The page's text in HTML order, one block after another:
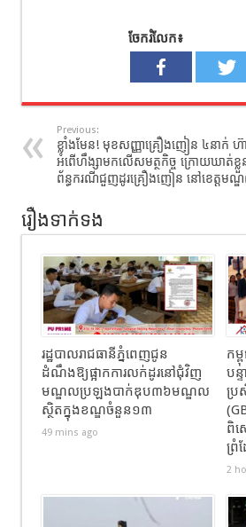
ចែករំលែក៖
Previous:
ខ្លាំង​មែន​! មុខសញ្ញា​គ្រឿង​ញៀន​ ៤នាក់ ហ៊ា
អំពើហឹង្សាមកលើសមត្ថកិច្ច​ ក្រោយឃាត់ខ្លួ
ព័ន្ធ​ករណី​ជួញដូរ​គ្រឿងញៀន​ នៅខេត្ត​មណ្
រឿងទាក់ទង
រដ្ឋបាលរាជធានីភ្នំពេញជូន
ដំណឹងឱ្យផ្អាកការលក់ដូរនៅជុំវិញ
មណ្ឌលប្រឡងបាក់ឌុប៣៦មណ្ឌល
ស្ថិតក្នុងខណ្ឌចំនួន១៣
49 mins ago
កម្
បន្
ប្រ
ពិស
ព្រំ
2